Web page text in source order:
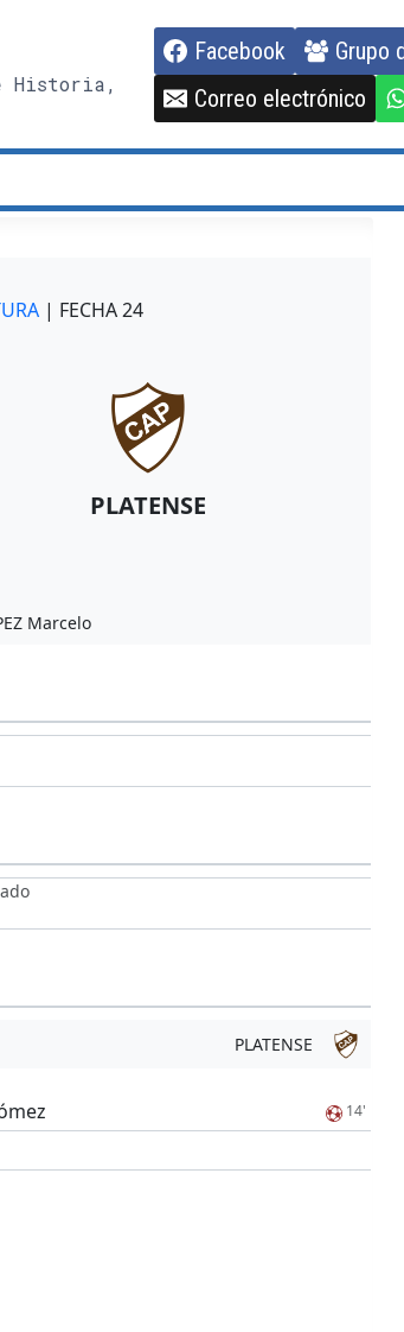
Historia,
Facebook Grupo
Correo electrónico
| FECHA 24
PLATENSE
Marcelo
PLATENSE
14'